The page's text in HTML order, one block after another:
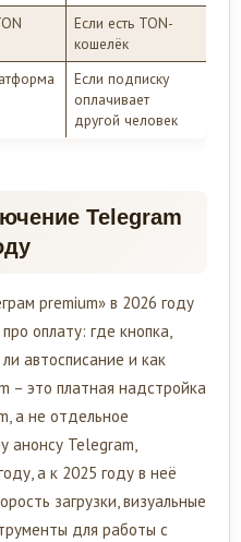
Если есть TON-
кошелёк
Если подписку
оплачивает
другой человек
Telegram
premium» в 2026 году
оплату: где кнопка,
автосписание и как
– это платная надстройка
а не отдельное
анонсу Telegram,
а к 2025 году в неё
загрузки, визуальные
для работы с